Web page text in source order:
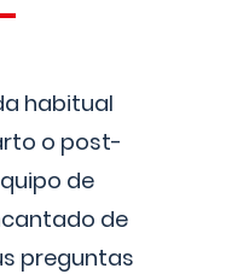
habitual
o post-
de
de
preguntas